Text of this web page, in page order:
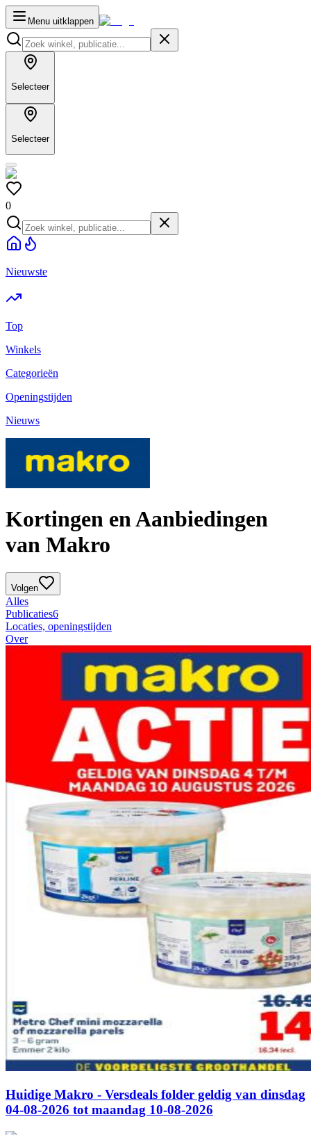
Menu uitklappen
Selecteer
Selecteer
0
Nieuwste
Top
Winkels
Categorieën
Openingstijden
Nieuws
Kortingen en Aanbiedingen
van Makro
Volgen
Alles
Publicaties6
Locaties, openingstijden
Over
Huidige Makro - Versdeals folder geldig van dinsdag
04-08-2026 tot maandag 10-08-2026